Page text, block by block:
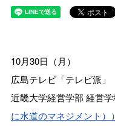
10月30日（月）
広島テレビ「テレビ派」
近畿大学経営学部 経営
に水道のマネジメント））